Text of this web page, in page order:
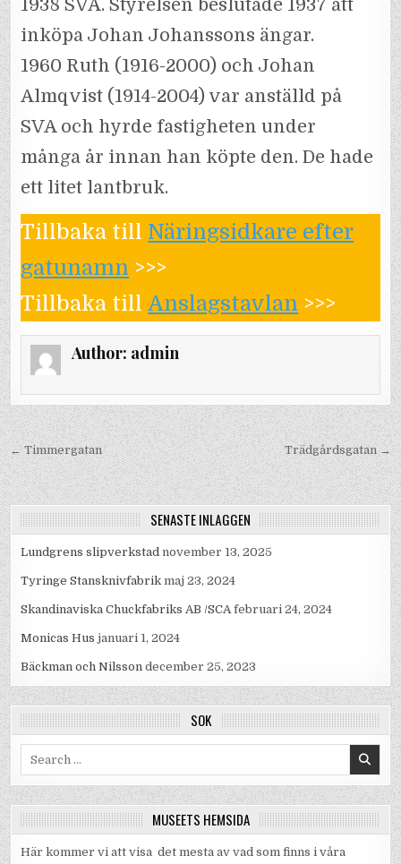
1938 SVA. Styrelsen beslutade 1937 att
inköpa Johan Johanssons ängar.
1960 Ruth (1916-2000) och Johan
Almqvist (1914-2004) var anställd på
SVA och hyrde fastigheten under
många år innan han köpte den. De hade
ett litet lantbruk.
Tillbaka till Näringsidkare efter
gatunamn >>>
Tillbaka tillAnslagstavlan >>>
Author: admin
Inläggsnavigering Trädgårdsgatan →
← Timmergatan
SENASTE INLÄGGEN
Lundgrens slipverkstad november 13, 2025
Tyringe Stansknivfabrik maj 23, 2024
Skandinaviska Chuckfabriks AB /SCA februari 24, 2024
Monicas Hus januari 1, 2024
Bäckman och Nilsson december 25, 2023
SÖK
MUSEETS HEMSIDA
Här kommer vi att visa det mesta av vad som finns i våra